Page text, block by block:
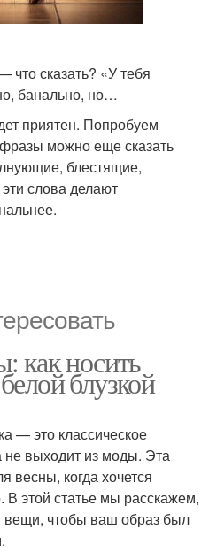
сказать? «У тебя
банально, но…
приятен. Попробуем
можно еще сказать
блестящие,
слова делают
как носить
блузкой
— это классическое
не выходит из моды. Эта
весны, когда хочется
В этой статье мы расскажем,
вещи, чтобы ваш образ был